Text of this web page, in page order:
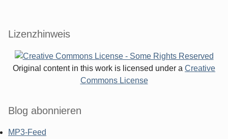
Lizenzhinweis
Original content in this work is licensed under a Creative
Commons License
Blog abonnieren
MP3-Feed